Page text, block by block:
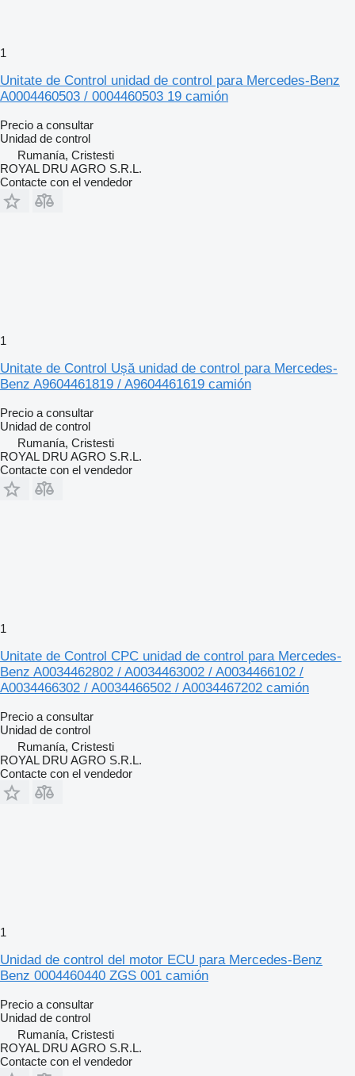
1
Unitate de Control unidad de control para Mercedes-Benz
A0004460503 / 0004460503 19 camión
Precio a consultar
Unidad de control
Rumanía, Cristesti
ROYAL DRU AGRO S.R.L.
Contacte con el vendedor
1
Unitate de Control Ușă unidad de control para Mercedes-
Benz A9604461819 / A9604461619 camión
Precio a consultar
Unidad de control
Rumanía, Cristesti
ROYAL DRU AGRO S.R.L.
Contacte con el vendedor
1
Unitate de Control CPC unidad de control para Mercedes-
Benz A0034462802 / A0034463002 / A0034466102 /
A0034466302 / A0034466502 / A0034467202 camión
Precio a consultar
Unidad de control
Rumanía, Cristesti
ROYAL DRU AGRO S.R.L.
Contacte con el vendedor
1
Unidad de control del motor ECU para Mercedes-Benz
Benz 0004460440 ZGS 001 camión
Precio a consultar
Unidad de control
Rumanía, Cristesti
ROYAL DRU AGRO S.R.L.
Contacte con el vendedor